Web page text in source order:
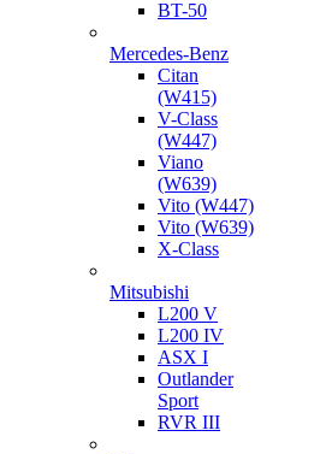
BT-50
Mercedes-Benz
Citan
(W415)
V-Class
(W447)
Viano
(W639)
Vito (W447)
Vito (W639)
X-Class
Mitsubishi
L200 V
L200 IV
ASX I
Outlander
Sport
RVR III